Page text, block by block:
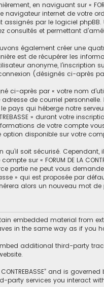
en naviguant sur «
internet de votre
par le logiciel phpBB.
consultés et permettant
également créer une
est de récupérer les
anonyme, l’inscription sur
(désignés ci-après
après par « votre nom
de courriel personnelle.
qui héberge notre
» durant votre
de votre compte
disponible sur votre
soit sécurisé.
sur « FORUM DE LA
partie ne peut vous
» qui est proposée par
alors un nouveau mot
embedded material
in the same way as if you
additional third-party
and is
party services you interact